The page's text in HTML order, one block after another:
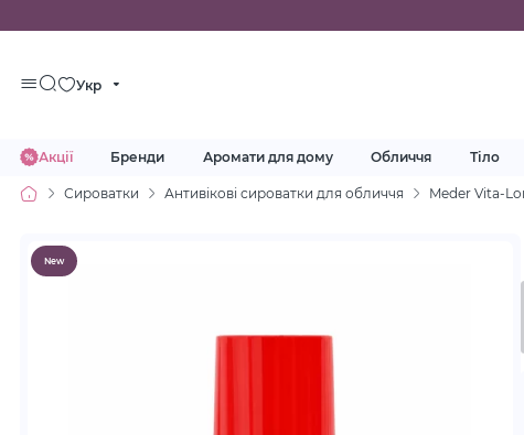
Укр
Акції Бренди Аромати для дому Обличчя Тіло
Сироватки Антивікові сироватки для обличчя Meder Vita-
New